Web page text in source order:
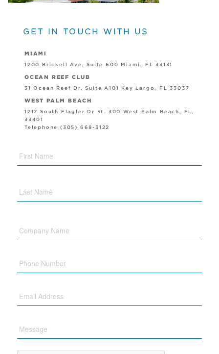
GET IN TOUCH WITH US
MIAMI
1200 Brickell Ave, Suite 600 Miami, FL 33131
OCEAN REEF CLUB
31 Ocean Reef Dr, Suite A101 Key Largo, FL 33037
WEST PALM BEACH
1217 South Flagler Dr St. 300 West Palm Beach, FL,
33401
Telephone (305) 668-3122
Name